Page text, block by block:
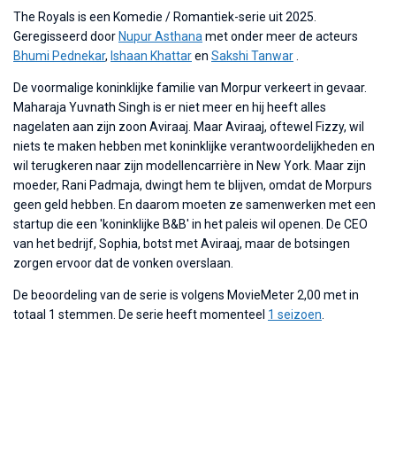
The Royals is een Komedie / Romantiek-serie uit 2025.
Geregisseerd door Nupur Asthana met onder meer de acteurs
Bhumi Pednekar, Ishaan Khattaren Sakshi Tanwar
De voormalige koninklijke familie van Morpur verkeert in gevaar.
Maharaja Yuvnath Singh is er niet meer en hij heeft alles
nagelaten aan zijn zoon Aviraaj. Maar Aviraaj, oftewel Fizzy, wil
niets te maken hebben met koninklijke verantwoordelijkheden en
wil terugkeren naar zijn modellencarrière in New York. Maar zijn
moeder, Rani Padmaja, dwingt hem te blijven, omdat de Morpurs
geen geld hebben. En daarom moeten ze samenwerken met een
startup die een 'koninklijke B&B' in het paleis wil openen. De CEO
van het bedrijf, Sophia, botst met Aviraaj, maar de botsingen
zorgen ervoor dat de vonken overslaan.
De beoordeling van de serie is volgens MovieMeter 2,00 met in
totaal 1 stemmen. De serie heeft momenteel 1 seizoen